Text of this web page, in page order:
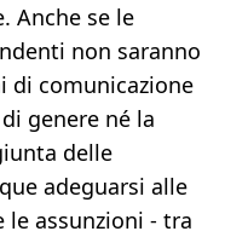
Anche se le
non saranno
di comunicazione
genere né la
delle
adeguarsi alle
le assunzioni - tra